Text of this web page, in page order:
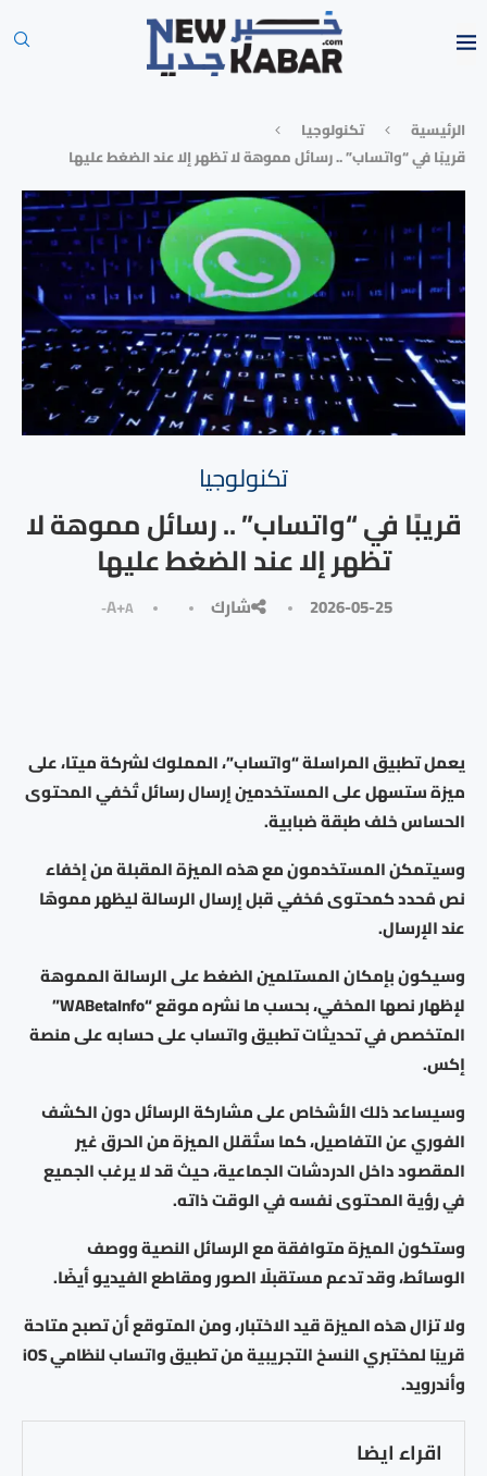
الرئيسية
تكنولوجيا
قريبًا في “واتساب” .. رسائل مموهة لا تظهر إلا عند الضغط عليها
تكنولوجيا
قريبًا في “واتساب” .. رسائل مموهة لا
تظهر إلا عند الضغط عليها
2026-05-25 شارك A+A-
يعمل تطبيق المراسلة “واتساب”، المملوك لشركة ميتا، على
ميزة ستسهل على المستخدمين إرسال رسائل تُخفي المحتوى
الحساس خلف طبقة ضبابية.
وسيتمكن المستخدمون مع هذه الميزة المقبلة من إخفاء
نص مُحدد كمحتوى مُخفي قبل إرسال الرسالة ليظهر مموهًا
عند الإرسال.
وسيكون بإمكان المستلمين الضغط على الرسالة المموهة
لإظهار نصها المخفي، بحسب ما نشره موقع “WABetaInfo”
المتخصص في تحديثات تطبيق واتساب على حسابه على منصة
إكس.
وسيساعد ذلك الأشخاص على مشاركة الرسائل دون الكشف
الفوري عن التفاصيل، كما ستُقلل الميزة من الحرق غير
المقصود داخل الدردشات الجماعية، حيث قد لا يرغب الجميع
في رؤية المحتوى نفسه في الوقت ذاته.
وستكون الميزة متوافقة مع الرسائل النصية ووصف
الوسائط، وقد تدعم مستقبلًا الصور ومقاطع الفيديو أيضًا.
ولا تزال هذه الميزة قيد الاختبار، ومن المتوقع أن تصبح متاحة
قريبًا لمختبري النسخ التجريبية من تطبيق واتساب لنظامي iOS
وأندرويد.
اقراء ايضا